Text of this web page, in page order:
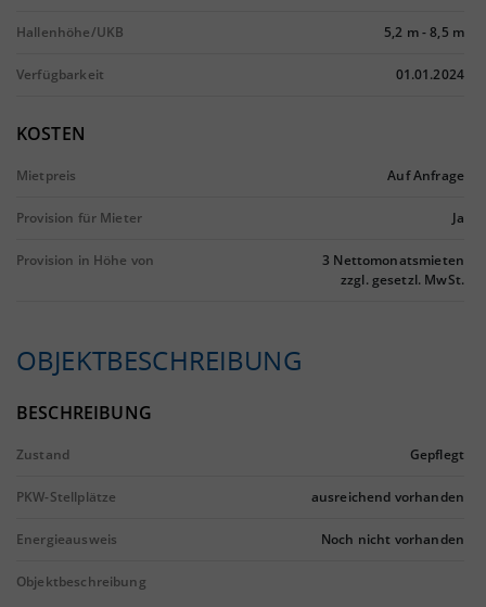
Hallenhöhe/UKB 5,2 m-8,5 m
Verfügbarkeit 01.01.2024
KOSTEN
Mietpreis Auf Anfrage
Provision für Mieter Ja
Provision in Höhe von
3 Nettomonatsmieten
zzgl. gesetzl. MwSt.
OBJEKTBESCHREIBUNG
BESCHREIBUNG
Zustand Gepflegt
PKW-Stellplätze ausreichend vorhanden
Energieausweis Noch nicht vorhanden
Objektbeschreibung